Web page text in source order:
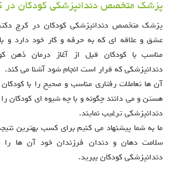
پزشک متخصص دندانپزشکی کودکان در
پزشک متخصص دندانپزشکی کودکان در کرج
عشق و علاقه ای که به حرفه و کار خود دارد و
مناسب با کودکان قبل از آغاز درمان ذهن
دندانپزشکی که قرار است انجام شود آشنا می کند.
آن ها تعاملات رفتاری مناسب و صحیح را با
هستن و می دانند چگونه و با چه شیوه ای کودکان
دندانپزشکی ترغیب نمایند.
ما به شما پیشنهاد می کنیم برای کسب بهترین
سلامت دهان و دندان فرزندان خود آن ها
دندانپزشکی کودکان ببرید.